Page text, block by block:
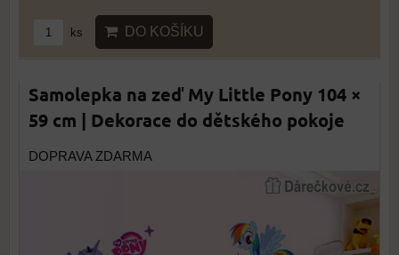
ks DO KOŠÍKU
Samolepka na zeď My Little Pony 104 ×
59 cm | Dekorace do dětského pokoje
DOPRAVA ZDARMA